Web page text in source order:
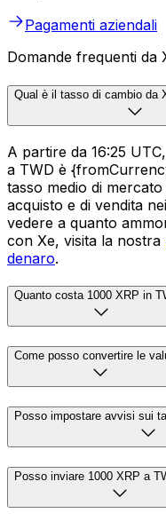
Pagamenti aziendali
Domande frequenti da
Qual è il tasso di cambio da
A partire da 16:25
a TWD è
tasso medio di
acquisto e di vendita
vedere a quanto
con Xe, visita la nostra
denaro.
Quanto costa 1000 XRP in
Come posso convertire le
Posso impostare avvisi sui
Posso inviare 1000 XRP a